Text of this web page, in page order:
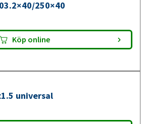
250×40
Köp online
universal